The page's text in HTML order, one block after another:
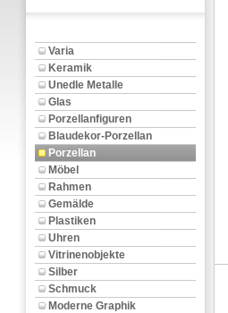
Varia
Keramik
Unedle Metalle
Glas
Porzellanfiguren
Blaudekor-Porzellan
Porzellan
Möbel
Rahmen
Gemälde
Plastiken
Uhren
Vitrinenobjekte
Silber
Schmuck
Moderne Graphik